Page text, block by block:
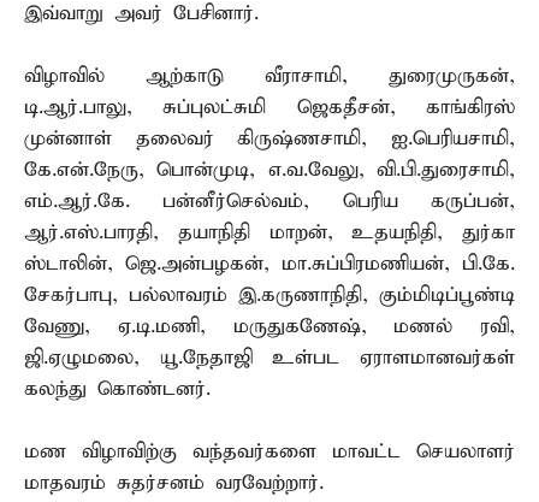
இவ்வாறு அவர் பேசினார்.
விழாவில் ஆற்காடு வீராசாமி, துரைமுருகன்,
டி.ஆர்.பாலு, சுப்புலட்சுமி ஜெகதீசன், காங்கிரஸ்
முன்னாள் தலைவர் கிருஷ்ணசாமி, ஐ.பெரியசாமி,
கே.என்.நேரு, பொன்முடி, எ.வ.வேலு, வி.பி.துரைசாமி,
எம்.ஆர்.கே. பன்னீர்செல்வம், பெரிய கருப்பன்,
ஆர்.எஸ்.பாரதி, தயாநிதி மாறன், உதயநிதி, துர்கா
ஸ்டாலின், ஜெ.அன்பழகன், மா.சுப்பிரமணியன், பி.கே.
சேகர்பாபு, பல்லாவரம் இ.கருணாநிதி, கும்மிடிப்பூண்டி
வேணு, ஏ.டி.மணி, மருதுகணேஷ், மணல் ரவி,
ஜி.ஏழுமலை, யூ.நேதாஜி உள்பட ஏராளமானவர்கள்
கலந்து கொண்டனர்.
மண விழாவிற்கு வந்தவர்களை மாவட்ட செயலாளர்
மாதவரம் சுதர்சனம் வரவேற்றார்.